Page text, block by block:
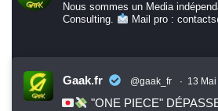
Nous sommes un Media
Consulting.
Mail pro :
Gaak.fr @gaak_fr · 13 Mai
"ONE PIECE"